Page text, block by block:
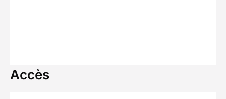
Accès